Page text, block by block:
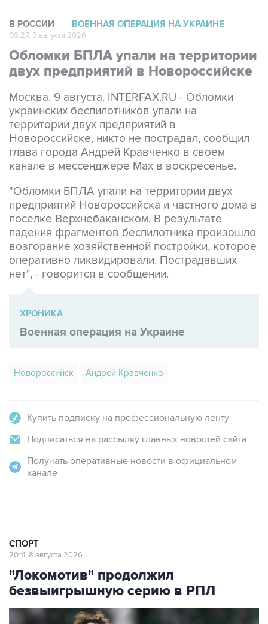
В РОССИИ → ВОЕННАЯ ОПЕРАЦИЯ НА УКРАИНЕ
06:27, 9 августа 2026
Обломки БПЛА упали на территории
двух предприятий в Новороссийске
Москва. 9 августа. INTERFAX.RU - Обломки
украинских беспилотников упали на
территории двух предприятий в
Новороссийске, никто не пострадал, сообщил
глава города Андрей Кравченко в своем
канале в мессенджере Max в воскресенье.
"Обломки БПЛА упали на территории двух
предприятий Новороссийска и частного дома в
поселке Верхнебаканском. В результате
падения фрагментов беспилотника произошло
возгорание хозяйственной постройки, которое
оперативно ликвидировали. Пострадавших
нет", - говорится в сообщении.
ХРОНИКА
Военная операция на Украине
Новороссийск Андрей Кравченко
Купить подписку на профессиональную ленту
Подписаться на рассылку главных новостей сайта
Получать оперативные новости в официальном
канале
СПОРТ
20:11, 8 августа 2026
"Локомотив" продолжил
безвыигрышную серию в РПЛ